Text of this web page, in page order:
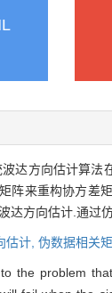
波达方向估计算法
阵来重构协方差
达方向估计.通过
估计, 伪数据相关
the problem